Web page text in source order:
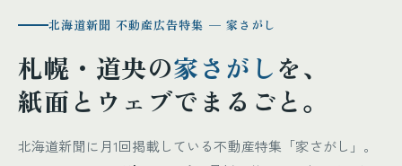
北海道新聞 不動産広告特集 ─ 家さがし
札幌・道央の家さがしを、
紙面とウェブでまるごと。
北海道新聞に月1回掲載している不動産特集「家さがし」。